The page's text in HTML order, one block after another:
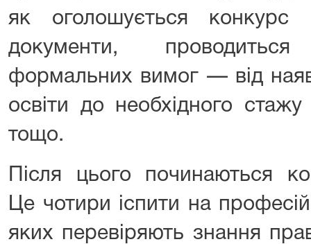
як оголошується конкурс
документи,
формальних вимог — від
освіти до необхідного
тощо.
Після цього починаються
Це чотири іспити на
яких перевіряють знання